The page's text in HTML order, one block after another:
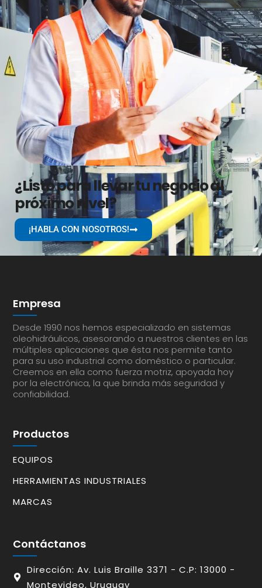
¿Listo para llevar tu negocio al
próximo nivel?
¡HABLA CON NOSOTROS!
Empresa
Desde 1990 nos hemos especializado en sistemas
oleohidráulicos, asesorando a nuestros clientes en las
múltiples aplicaciones que ésta nos permite tanto
para su uso industrial como doméstico o particular.
Creemos en ella como fuerza motriz, apoyada hoy
por la electrónica, la que brinda más seguridad y
confiabilidad.
Productos
EQUIPOS
HERRAMIENTAS INDUSTRIALES
MARCAS
Contáctanos
Dirección: Av. Luis Braille 3371 - C.P: 13000 -
Montevideo, Uruguay